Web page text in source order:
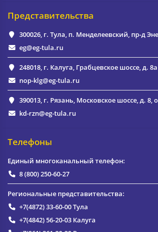
Представительства
300026, г. Тула, п. Менделеевский, пр-д
eg@eg-tula.ru
248018, г. Калуга, Грабцевское шоссе, д. 8а
nop-klg@eg-tula.ru
390013, г. Рязань, Московское шоссе, д. 8,
kd-rzn@eg-tula.ru
Телефоны
Единый многоканальный телефон:
8 (800) 250-60-27
Региональные представительства:
+7(4872) 33-60-00Тула
+7(4842) 56-20-03Калуга